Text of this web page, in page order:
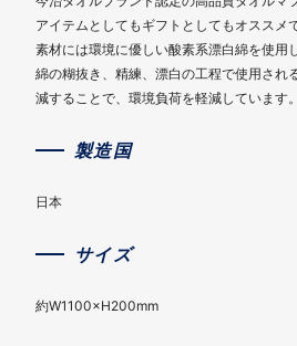
アイテムとしてもギフトとしてもオススメで
素材には環境に優しい酸素系漂白綿を使用
綿の糊抜き、精練、漂白の工程で使用され
減することで、環境負荷を軽減しています。
製造国
日本
サイズ
約W1100×H200mm